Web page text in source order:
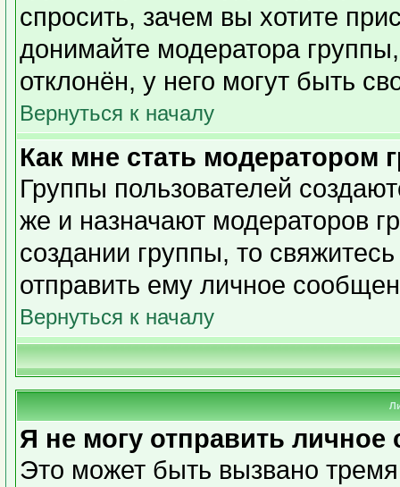
спросить, зачем вы хотите
донимайте модератора
отклонён, у него могут быть
Вернуться к началу
Как мне стать модератором
Группы пользователей
же и назначают модераторов
создании группы, то
отправить ему личное
Вернуться к началу
Я не могу отправить
Это может быть вызвано